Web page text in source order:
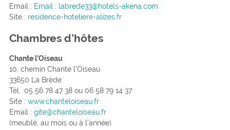
Email : Email : labrede33@hotels-akena.com
Site : residence-hoteliere-alizes.fr
Chambres d’hôtes
Chante l’Oiseau
10, chemin Chante l’Oiseau
33650 La Brède
Tél. :05 56 78 47 38 ou 06 58 79 14 37
Site : www.chanteloiseau.fr
Email : gite@chanteloiseau.fr
(meublé, au mois ou à l’année)